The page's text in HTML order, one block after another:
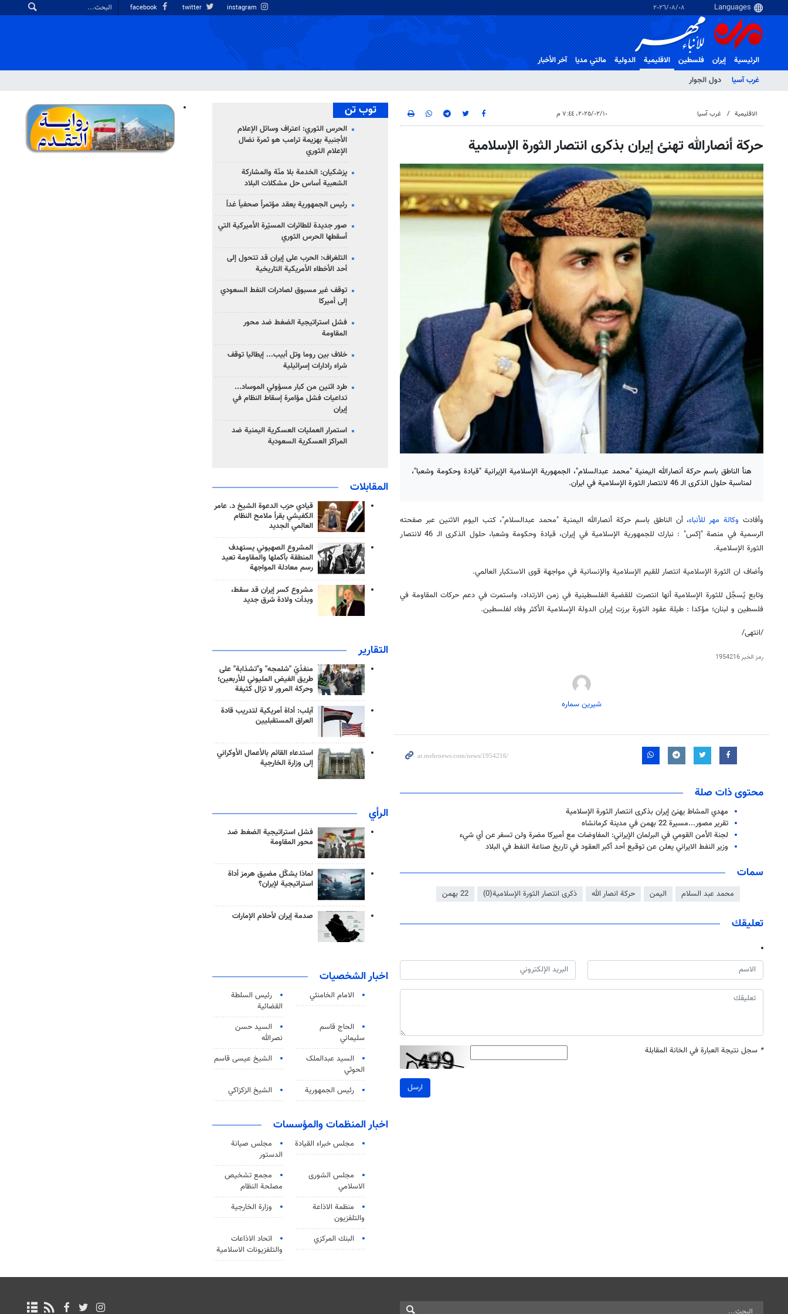
٠٨‏/٠٨‏/٢٠٢٦
الرئيسية إيران فلسطین
الاقلیمیة
غرب آسیا
دول الجوار
الدولية مالتي مدیا آخر الأخبار
الاقلیمیة غرب آسیا ١٠‏/٠٢‏/٢٠٢٥، ٧:٤٤ م
حركة أنصارالله تهنئ إيران بذكرى انتصار الثورة الإسلامية
‌هنأ الناطق باسم حركة أنصارالله اليمنية "محمد عبدالسلام"، الجمهورية الإسلامية الإيرانية "قيادة وحكومة وشعبا"،
لمناسبة حلول الذكرى الـ 46 لانتصار الثورة الإسلامية في ايران.
وأفادت وكالة مهر للأنباء، أن الناطق باسم حركة أنصارالله اليمنية "محمد عبدالسلام"، كتب اليوم الاثنين عبر صفحته
الرسمية في منصة "إكس" : نبارك للجمهورية الإسلامية في إيران، قيادة وحكومة وشعبا، حلول الذكرى الـ 46 لانتصار
الثورة الإسلامية.
وأضاف ان الثورة الإسلامية انتصار للقيم الإسلامية والإنسانية في مواجهة قوى الاستكبار العالمي.
وتابع يُسجَّل للثورة الإسلامية أنها انتصرت للقضية الفلسطينية في زمن الارتداد، واستمرت في دعم حركات المقاومة في
فلسطين و لبنان؛ مؤكدا : طيلة عقود الثورة برزت إيران الدولة الإسلامية الأكثر وفاء لفلسطين.
/انتهى/
رمز الخبر1954216
شیرین سماره
محتوى ذات صلة
مهدي المشاط يهنئ إيران بذكرى انتصار الثورة الإسلامية
تقرير مصور...مسيرة 22 بهمن في مدينة كرمانشاه
لجنة الأمن القومي في البرلمان الإيراني: المفاوضات مع أميركا مضرة ولن تسفر عن أي شيء
وزير النفط الايراني يعلن عن توقيع أحد أكبر العقود في تاريخ صناعة النفط في البلاد
سمات
محمد عبد السلام اليمن حركة انصار الله ذكرى انتصار الثورة الإسلامية(0) 22 بهمن
تعليقك
* سجل نتيجة العبارة في الخانة المقابلة
ارسل
توب تن
الحرس الثوري: اعتراف وسائل الإعلام
الأجنبية بهزيمة ترامب هو ثمرة نضال
الإعلام الثوري
پزشکیان: الخدمة بلا منّة والمشاركة
الشعبية أساس حل مشكلات البلاد
رئيس الجمهورية يعقد مؤتمراً صحفياً غداً
صور جديدة للطائرات المسيّرة الأميركية التي
أسقطها الحرس الثوري
التلغراف: الحرب على إيران قد تتحول إلى
أحد الأخطاء الأمريكية التاريخية
توقف غير مسبوق لصادرات النفط السعودي
إلى أميركا
فشل استراتيجية الضغط ضد محور
المقاومة
خلاف بين روما وتل أبيب... إيطاليا توقف
شراء رادارات إسرائيلية
طرد اثنين من كبار مسؤولي الموساد...
تداعيات فشل مؤامرة إسقاط النظام في
إيران
استمرار العمليات العسكرية اليمنية ضد
المراكز العسكرية السعودية
المقابلات
قيادي حزب الدعوة الشيخ د. عامر
الكفيشي يقرأ ملامح النظام
العالمي الجديد
المشروع الصهيوني يستهدف
المنطقة بأكملها والمقاومة تعيد
رسم معادلة المواجهة
مشروع كسر إيران قد سقط،
وبدأت ولادة شرق جديد
التقارير
منفذَيّ "شلمجه" و"تشذابة" على
طريق الفيض المليوني للأربعين؛
وحركة المرور لا تزال كثيفة
آيلب: أداة أمريكية لتدريب قادة
العراق المستقبليين
استدعاء القائم بالأعمال الأوكراني
إلى وزارة الخارجية
الرأي
فشل استراتيجية الضغط ضد
محور المقاومة
لماذا يشكّل مضيق هرمز أداة
استراتيجية لإيران؟
صدمة إيران لأحلام الإمارات
اخبار الشخصيات
الامام الخامنئي
رئیس السلطة
القضائیة
الحاج قاسم
سليماني
السيد حسن
نصرالله
السید عبدالملک
الحوثي
الشيخ عيسى قاسم
رئيس الجمهورية الشيخ الزكزاكي
اخبار المنظمات والمؤسسات
مجلس خبراء القيادة
مجلس صيانة
الدستور
مجلس الشورى
الاسلامي
مجمع تشخيص
مصلحة النظام
منظمة الاذاعة
والتلفزیون
وزارة الخارجية
البنك المركزي
اتحاد الاذاعات
والتلفزيونات الاسلامية